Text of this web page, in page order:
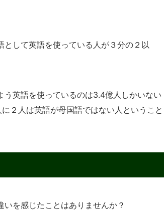
して英語を使っている人が３分の２以
英語を使っているのは3.4億人しかいない
２人は英語が母国語ではない人ということ
を感じたことはありませんか？